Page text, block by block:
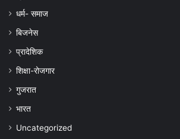
धर्म- समाज
बिजनेस
प्रादेशिक
शिक्षा-रोजगार
गुजरात
भारत
Uncategorized